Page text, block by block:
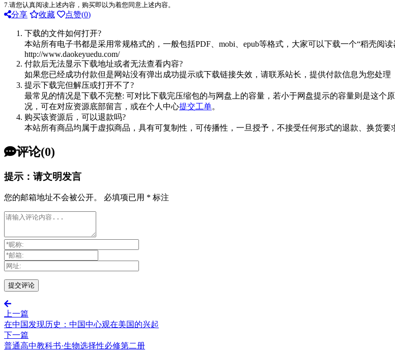
7.请您认真阅读上述内容，购买即以为着您同意上述内容。
分享 收藏 点赞(0)
下载的文件如何打开?
本站所有电子书都是采用常规格式的，一般包括PDF、mobi、epub等格式，大家可以下载一个“稻壳阅
http://www.daokeyuedu.com/
付款后无法显示下载地址或者无法查看内容?
如果您已经成功付款但是网站没有弹出成功提示或下载链接失效，请联系站长，提供付款信息为您处理
提示下载完但解压或打开不了?
最常见的情况是下载不完整: 可对比下载完压缩包的与网盘上的容量，若小于网盘提示的容量则是这个
况，可在对应资源底部留言，或在个人中心提交工单。
购买该资源后，可以退款吗?
本站所有商品均属于虚拟商品，具有可复制性，可传播性，一旦授予，不接受任何形式的退款、换货
评论(0)
提示：请文明发言
您的邮箱地址不会被公开。 必填项已用 * 标注
上一篇
在中国发现历史：中国中心观在美国的兴起
下一篇
普通高中教科书·生物选择性必修第二册